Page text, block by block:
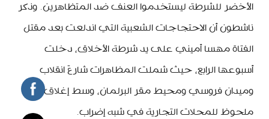
الأخضر للشرطة ليستخدموا العنف ضد المتظاهرين. وذكر
ناشطون أن الاحتجاجات الشعبية التي اندلعت بعد مقتل
الفتاة مهسا أميني على يد شرطة الأخلاق، دخلت
أسبوعها الرابع، حيث شملت المظاهرات شارعَ انقلاب
ومیدان فروسي ومحيط مقر البرلمان، وسط إغلاق
ملحوظ للمحلات التجارية في شبه إضراب.